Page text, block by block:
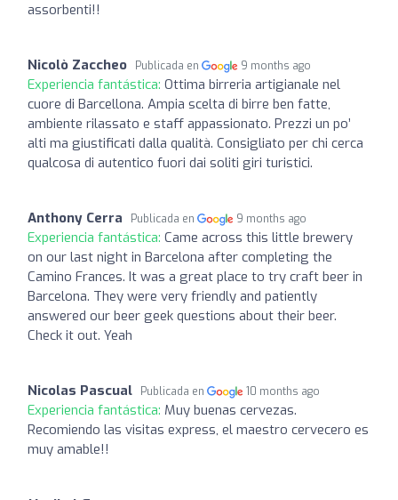
assorbenti!!
Nicolò Zaccheo Publicada en 9 months ago
Experiencia fantástica: Ottima birreria artigianale nel
cuore di Barcellona. Ampia scelta di birre ben fatte,
ambiente rilassato e staff appassionato. Prezzi un po’
alti ma giustificati dalla qualità. Consigliato per chi cerca
qualcosa di autentico fuori dai soliti giri turistici.
Anthony Cerra Publicada en 9 months ago
Experiencia fantástica: Came across this little brewery
on our last night in Barcelona after completing the
Camino Frances. It was a great place to try craft beer in
Barcelona. They were very friendly and patiently
answered our beer geek questions about their beer.
Check it out. Yeah
Nicolas Pascual Publicada en 10 months ago
Experiencia fantástica: Muy buenas cervezas.
Recomiendo las visitas express, el maestro cervecero es
muy amable!!